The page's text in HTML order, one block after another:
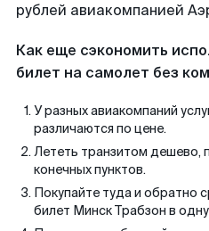
рублей авиакомпанией
Как еще сэкономить
билет на самолет без
У разных авиакомпаний
различаются по цене.
Лететь транзитом дешево,
конечных пунктов.
Покупайте туда и обратно
билет Минск Трабзон в